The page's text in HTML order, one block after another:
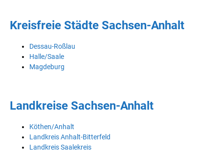
Kreisfreie Städte Sachsen-Anhalt
Dessau-Roßlau
Halle/Saale
Magdeburg
Landkreise Sachsen-Anhalt
Köthen/Anhalt
Landkreis Anhalt-Bitterfeld
Landkreis Saalekreis